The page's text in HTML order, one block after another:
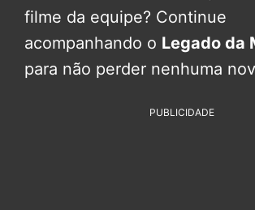
filme da equipe? Continue
acompanhando o Legado da
para não perder nenhuma
PUBLICIDADE